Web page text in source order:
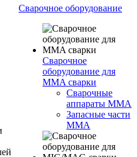
Сварочное оборудование
Сварочное
оборудование для
MMA сварки
Сварочные
аппараты MMA
Запасные части
MMA